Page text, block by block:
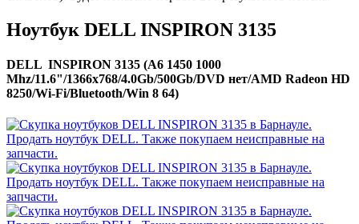
Ноутбук DELL INSPIRON 3135
DELL INSPIRON 3135 (A6 1450 1000
Mhz/11.6"/1366x768/4.0Gb/500Gb/DVD нет/AMD Radeon HD
8250/Wi-Fi/Bluetooth/Win 8 64)